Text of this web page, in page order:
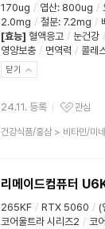
170ug / 엽산: 800ug /
2.0mg / 철분: 7.2mg /
[효능] 혈액응고 / 눈건강 /
영양보충 / 면역력 / 콜레
닫기
24.11. 등록
관심상품
관심
상
건강식품/홍삼> 비타민/미
리메이드컴퓨터
265KF / RTX 5060 / (
코어울트라 시리즈2 / 코